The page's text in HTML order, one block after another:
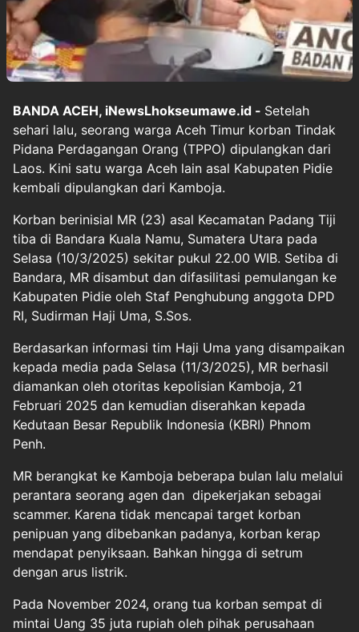
BANDA ACEH, iNewsLhokseumawe.id - Setelah
sehari lalu, seorang warga Aceh Timur korban Tindak
Pidana Perdagangan Orang (TPPO) dipulangkan dari
Laos. Kini satu warga Aceh lain asal Kabupaten Pidie
kembali dipulangkan dari Kamboja.
Korban berinisial MR (23) asal Kecamatan Padang Tiji
tiba di Bandara Kuala Namu, Sumatera Utara pada
Selasa (10/3/2025) sekitar pukul 22.00 WIB. Setiba di
Bandara, MR disambut dan difasilitasi pemulangan ke
Kabupaten Pidie oleh Staf Penghubung anggota DPD
RI, Sudirman Haji Uma, S.Sos.
Berdasarkan informasi tim Haji Uma yang disampaikan
kepada media pada Selasa (11/3/2025), MR berhasil
diamankan oleh otoritas kepolisian Kamboja, 21
Februari 2025 dan kemudian diserahkan kepada
Kedutaan Besar Republik Indonesia (KBRI) Phnom
Penh.
MR berangkat ke Kamboja beberapa bulan lalu melalui
perantara seorang agen dan dipekerjakan sebagai
scammer. Karena tidak mencapai target korban
penipuan yang dibebankan padanya, korban kerap
mendapat penyiksaan. Bahkan hingga di setrum
dengan arus listrik.
Pada November 2024, orang tua korban sempat di
mintai Uang 35 juta rupiah oleh pihak perusahaan